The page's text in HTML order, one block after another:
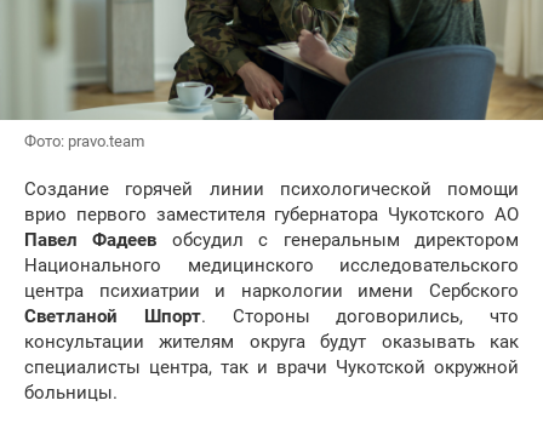
Фото: pravo.team
Создание горячей линии психологической помощи
врио первого заместителя губернатора Чукотского АО
Павел Фадеев обсудил с генеральным директором
Национального медицинского исследовательского
центра психиатрии и наркологии имени Сербского
Светланой Шпорт. Стороны договорились, что
консультации жителям округа будут оказывать как
специалисты центра, так и врачи Чукотской окружной
больницы.